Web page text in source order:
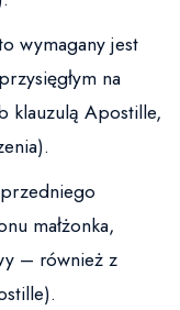
wymagany jest
na
klauzulą Apostille,
małżonka,
– również z